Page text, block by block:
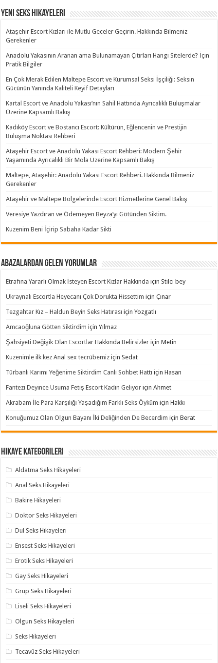
Yeni Seks Hikayeleri
Ataşehir Escort Kızları ile Mutlu Geceler Geçirin. Hakkında Bilmeniz
Gerekenler
Anadolu Yakasının Aranan ama Bulunamayan Çıtırları Hangi Sitelerde? İçin
Pratik Bilgiler
En Çok Merak Edilen Maltepe Escort ve Kurumsal Seksi İşçiliği: Seksin
Gücünün Yanında Kaliteli Keyif Detayları
Kartal Escort ve Anadolu Yakası’nın Sahil Hattında Ayrıcalıklı Buluşmalar
Üzerine Kapsamlı Bakış
Kadıköy Escort ve Bostancı Escort: Kültürün, Eğlencenin ve Prestijin
Buluşma Noktası Rehberi
Ataşehir Escort ve Anadolu Yakası Escort Rehberi: Modern Şehir
Yaşamında Ayrıcalıklı Bir Mola Üzerine Kapsamlı Bakış
Maltepe, Ataşehir: Anadolu Yakası Escort Rehberi. Hakkında Bilmeniz
Gerekenler
Ataşehir ve Maltepe Bölgelerinde Escort Hizmetlerine Genel Bakış
Veresiye Yazdıran ve Ödemeyen Beyza’yı Götünden Siktim.
Kuzenim Beni İçirip Sabaha Kadar Sikti
Abazalardan Gelen Yorumlar
Etrafına Yararlı Olmak İsteyen Escort Kızlar Hakkında içinStilci bey
Ukraynalı Escortla Heyecanı Çok Dorukta Hissettim içinÇınar
Tezgahtar Kız – Haldun Beyin Seks Hatırası içinYozgatlı
Amcaoğluna Götten Siktirdim içinYılmaz
Şahsiyeti Değişik Olan Escortlar Hakkında Belirsizler içinMetin
Kuzenimle ilk kez Anal sex tecrübemiz içinSedat
Türbanlı Karımı Yeğenime Siktirdim Canlı Sohbet Hattı içinHasan
Fantezi Deyince Usuma Fetiş Escort Kadın Geliyor içinAhmet
Akrabam İle Para Karşılığı Yaşadığım Farklı Seks Öyküm içinHakkı
Konuğumuz Olan Olgun Bayanı İki Deliğinden De Becerdim içinBerat
Hikaye Kategorileri
Aldatma Seks Hikayeleri
Anal Seks Hikayeleri
Bakire Hikayeleri
Doktor Seks Hikayeleri
Dul Seks Hikayeleri
Ensest Seks Hikayeleri
Erotik Seks Hikayeleri
Gay Seks Hikayeleri
Grup Seks Hikayeleri
Liseli Seks Hikayeleri
Olgun Seks Hikayeleri
Seks Hikayeleri
Tecavüz Seks Hikayeleri